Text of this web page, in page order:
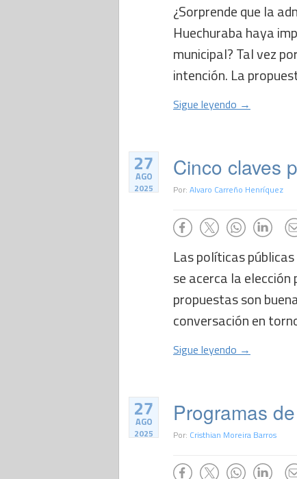
¿Sorprende que la
Huechuraba haya
municipal? Tal vez
intención. La
Sigue leyendo →
27
AGO
2025
Cinco claves
Por: Alvaro Carreño Henríquez
Las políticas
se acerca la
propuestas son
conversación en
Sigue leyendo →
27
AGO
2025
Programas
Por: Cristhian Moreira Barros